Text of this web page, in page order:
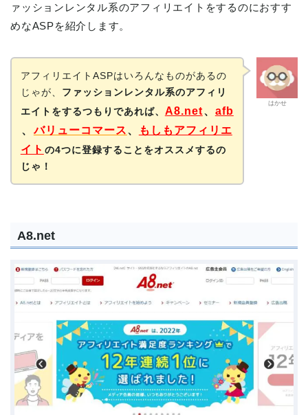
ァッションレンタル系のアフィリエイトをするのにおすす
めなASPを紹介します。
はかせ
アフィリエイトASPはいろんなものがあるの
じゃが、 ファッションレンタル系のアフィリ
エイトをするつもりであれば、 A8.net、 afb
、 バリューコマース、
もしもアフィリエ
イト の4つに登録することをオススメするの
じゃ！
A8.net